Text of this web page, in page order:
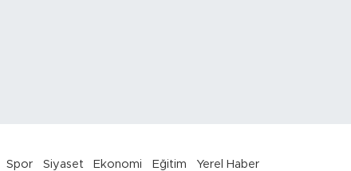
Spor Siyaset Ekonomi Eğitim Yerel Haber